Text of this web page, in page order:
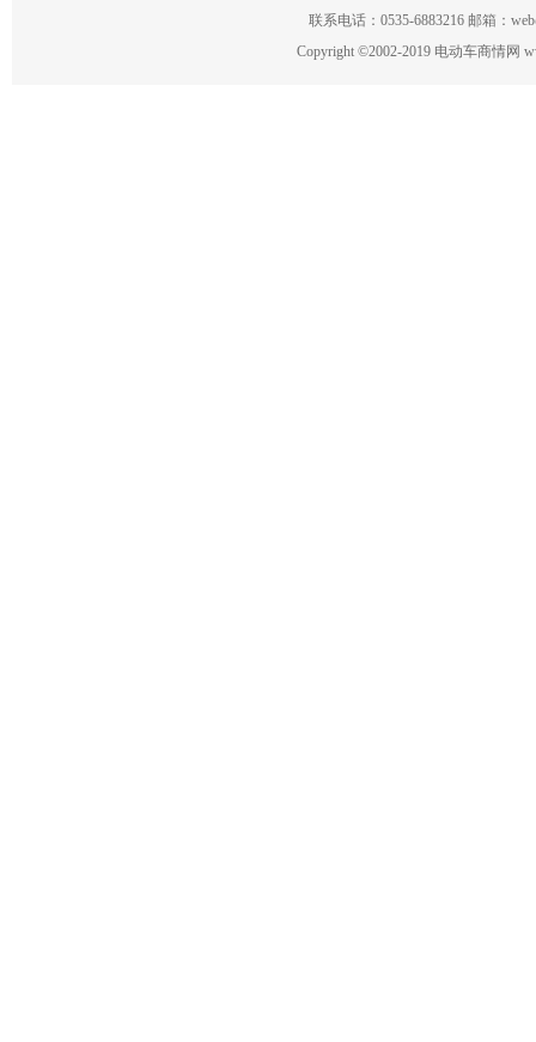
联系电话：0535-6883216 邮箱：
Copyright ©2002-2019 电动车商情网